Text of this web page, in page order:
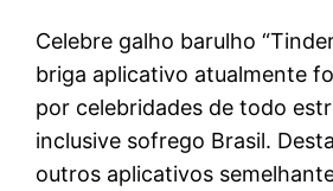
Celebre galho barulho
briga aplicativo atualmente
por celebridades de todo
inclusive sofrego Brasil.
outros aplicativos